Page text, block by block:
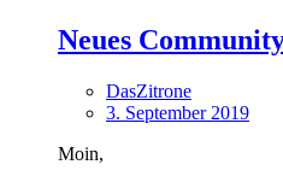
Neues
DasZitrone
3. September 2019
Moin,